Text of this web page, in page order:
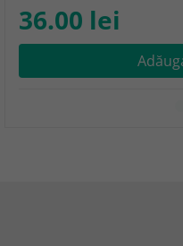
36.00 lei